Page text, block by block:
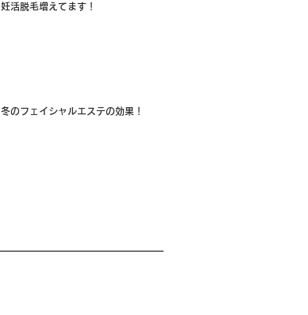
妊活脱毛増えてます！
冬のフェイシャルエステの効果！